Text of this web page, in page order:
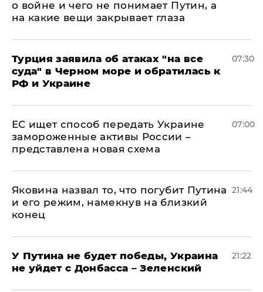
о войне и чего не понимает Путин, а
на какие вещи закрывает глаза
Турция заявила об атаках "на все
суда" в Черном море и обратилась к
РФ и Украине
07:30
ЕС ищет способ передать Украине
замороженные активы России –
представлена новая схема
07:00
Яковина назвал то, что погубит Путина
и его режим, намекнув на близкий
конец
21:44
У Путина не будет победы, Украина
не уйдет с Донбасса – Зеленский
21:22